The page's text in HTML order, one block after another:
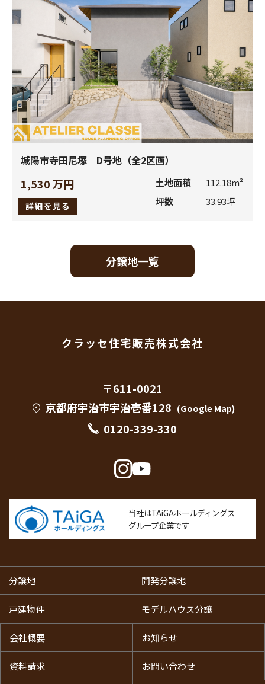
当社商品のアフターサービス、メンテナンス等、その他
お客様と接触するため。
お客様の個人情報を当社及び上記各社以外の者が利用す
る必要が生じた場合及び上記の利用目的以外に利用する必
要が生じた場合には、下記3．b、d、e、f、g、に該当する
場合を除き、事前にお客様に利用者及び利用目的を連絡
し、お客様の事前の同意を得た上で、提供または利用させ
ていただきます。
(4)当社にご連絡いただき、ご質問やご意見等をお受けした
際に、電話の録音等の記録を取らせていただく場合がござ
いただきました内容の確認や、よりよい応対業務を提供す
るために利用させていただきます。
３．個人情報の開示先の範囲
お客様の個人情報は、次のいずれかに該当する場合を除き、
上記2.（1） a、b、cに記載されている会社（以下、個人情
人の生命、身体または財産の保護のために必要がある場合
公衆衛生の向上または児童の健全な育成の推進のために特
に必要がある場合であって、お客様の同意を得ることが困
国の機関若しくは地方公共団体が法令の定める事務を遂行
することに対して協力する必要がある場合であって、情報
すおそれがあるとき。
法令に基づく場合。
(1)当社は、社員に対する教育啓蒙活動を実施するほか、個
人情報を取り扱う部門ごとに管理責任者を置き、個人情報
の適切な管理に努めます。
(2)当社は、お客様の個人情報への不正なアクセスや漏洩、
キュリティの維持に努めます。
城陽市寺田尼塚 D号地（全2区画）
1,530 万円 土地面積
112.18m²
坪数
33.93坪
分譲地一覧
クラッセ住宅販売株式会社
〒611-0021
location_on 京都府宇治市宇治壱番128 (Google Map)
0120-339-330
当社はTAiGAホールディングス
グループ企業です
分譲地 開発分譲地
戸建物件 モデルハウス分譲
会社概要 お知らせ
資料請求 お問い合わせ